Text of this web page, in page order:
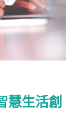
慧生活創